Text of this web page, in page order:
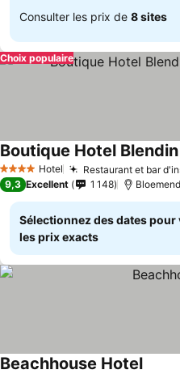
Consulter les prix de 8 sites
Choix populaire
4 Étoiles Hotel Restaurant et bar
Boutique Hotel
9,3 Excellent 1 148
Sélectionnez des dates pour
les prix exacts
Beachhouse Hotel